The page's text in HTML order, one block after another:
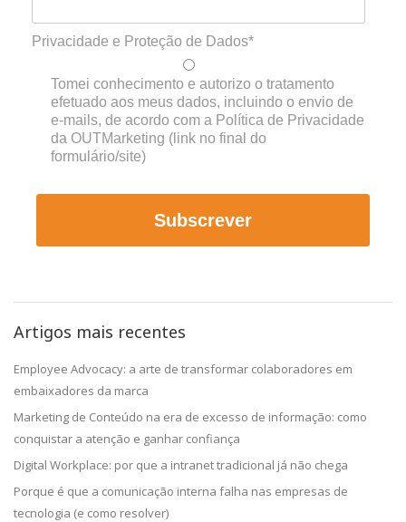
Privacidade e Proteção de Dados*
Tomei conhecimento e autorizo o tratamento
efetuado aos meus dados, incluindo o envio de
e-mails, de acordo com a Política de Privacidade
da OUTMarketing (link no final do
formulário/site)
Subscrever
Artigos mais recentes
Employee Advocacy: a arte de transformar colaboradores em
embaixadores da marca
Marketing de Conteúdo na era de excesso de informação: como
conquistar a atenção e ganhar confiança
Digital Workplace: por que a intranet tradicional já não chega
Porque é que a comunicação interna falha nas empresas de
tecnologia (e como resolver)